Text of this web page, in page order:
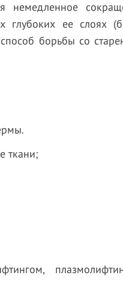
немедленное
глубоких ее слоях
борьбы со
ткани;